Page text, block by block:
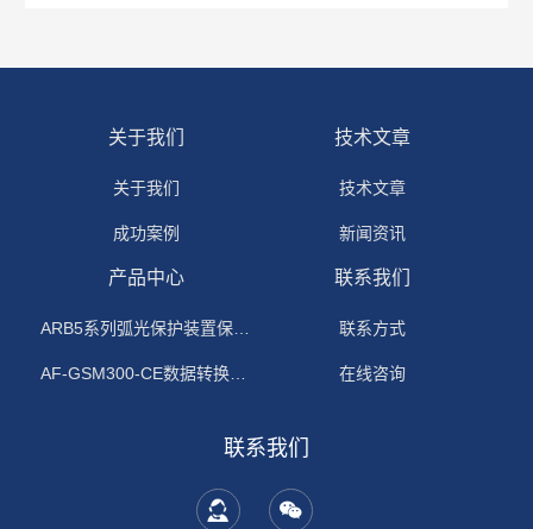
关于我们
关于我们
成功案例
技术文章
技术文章
新闻资讯
产品中心
ARB5系列弧光保护装置保护功能原理
AF-GSM300-CE数据转换模块
联系我们
联系方式
在线咨询
联系我们